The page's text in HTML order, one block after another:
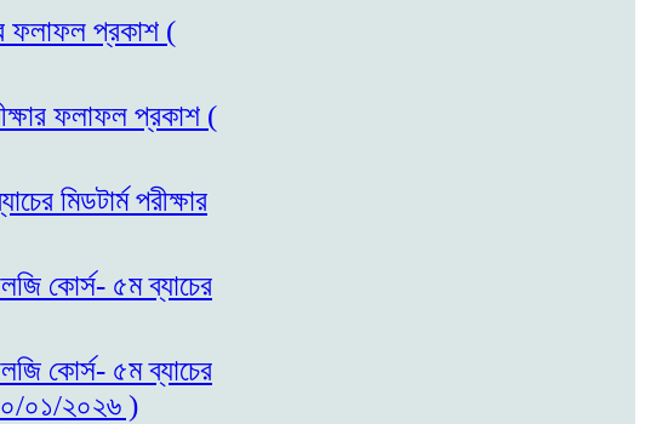
ফলাফল প্রকাশ (
ফলাফল প্রকাশ (
মিডটার্ম পরীক্ষার
কোর্স- ৫ম ব্যাচের
কোর্স- ৫ম ব্যাচের
২০/০১/২০২৬ )